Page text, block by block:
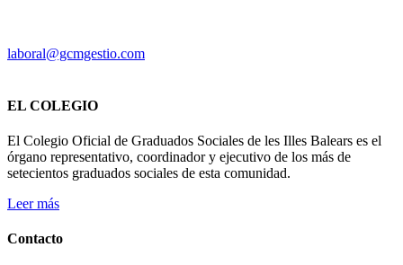
laboral@gcmgestio.com
EL COLEGIO
El Colegio Oficial de Graduados Sociales de les Illes Balears es el
órgano representativo, coordinador y ejecutivo de los más de
setecientos graduados sociales de esta comunidad.
Leer más
Contacto